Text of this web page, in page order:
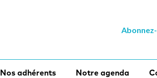
Nos adhérents Notre agenda